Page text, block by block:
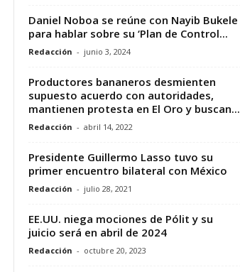
Daniel Noboa se reúne con Nayib Bukele
para hablar sobre su ‘Plan de Control...
Redacción - junio 3, 2024
Productores bananeros desmienten
supuesto acuerdo con autoridades,
mantienen protesta en El Oro y buscan...
Redacción - abril 14, 2022
Presidente Guillermo Lasso tuvo su
primer encuentro bilateral con México
Redacción - julio 28, 2021
EE.UU. niega mociones de Pólit y su
juicio será en abril de 2024
Redacción - octubre 20, 2023